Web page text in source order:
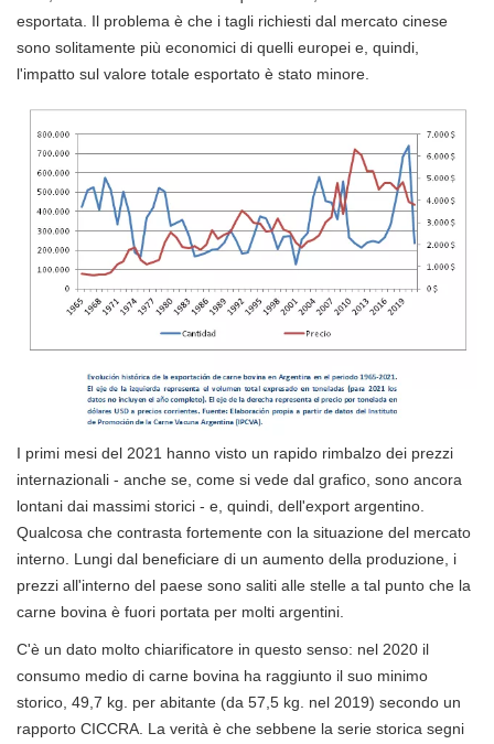
esportata. Il problema è che i tagli richiesti dal mercato cinese
sono solitamente più economici di quelli europei e, quindi,
l'impatto sul valore totale esportato è stato minore.
I primi mesi del 2021 hanno visto un rapido rimbalzo dei prezzi
internazionali - anche se, come si vede dal grafico, sono ancora
lontani dai massimi storici - e, quindi, dell'export argentino.
Qualcosa che contrasta fortemente con la situazione del mercato
interno. Lungi dal beneficiare di un aumento della produzione, i
prezzi all'interno del paese sono saliti alle stelle a tal punto che la
carne bovina è fuori portata per molti argentini.
C'è un dato molto chiarificatore in questo senso: nel 2020 il
consumo medio di carne bovina ha raggiunto il suo minimo
storico, 49,7 kg. per abitante (da 57,5 ​​kg. nel 2019) secondo un
rapporto CICCRA. La verità è che sebbene la serie storica segni